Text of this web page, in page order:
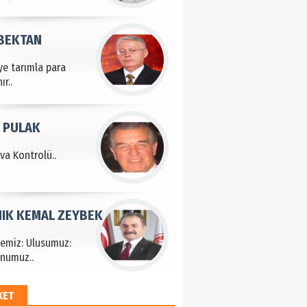
tarımla para
Kontrolü..
PULAK
Ulusumuz:
KEMAL ZEYBEK
HAYRİ PEKER